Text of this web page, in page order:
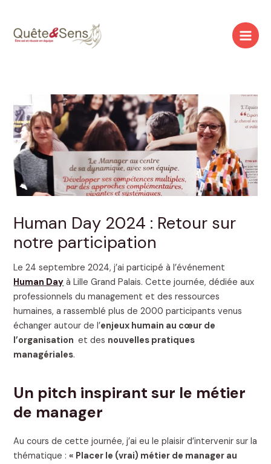
contenu
Human Day 2024 : Retour sur
notre participation
Le 24 septembre 2024, j’ai participé à l’événement
Human Day à Lille Grand Palais. Cette journée, dédiée aux
professionnels du management et des ressources
humaines, a rassemblé plus de 2000 participants venus
échanger autour de l’enjeux humain au cœur de
l’organisation et des nouvelles pratiques
managériales.
Un pitch inspirant sur le métier
de manager
Au cours de cette journée, j’ai eu le plaisir d’intervenir sur la
thématique :« Placer le (vrai) métier de manager au
articles